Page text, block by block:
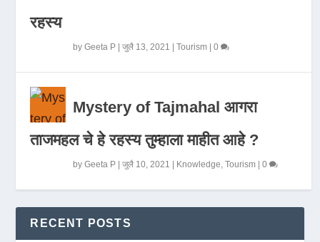
रहस्य
byGeeta P |जुलै 13, 2021 |Tourism |0
Mystery of Tajmahal आगरा
ताजमहल चे हे रहस्य तुम्हाला माहीत आहे ?
byGeeta P |जुलै 10, 2021 Knowledge,Tourism |0
RECENT POSTS